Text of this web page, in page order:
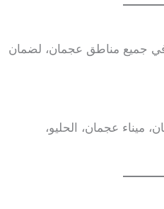
في جميع مناطق عجمان، لضمان
ميناء عجمان، الحليو،